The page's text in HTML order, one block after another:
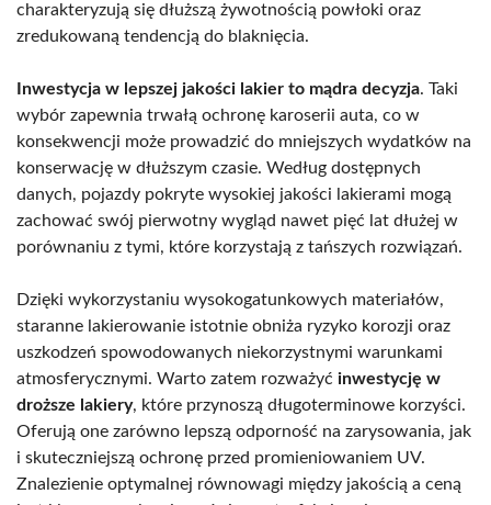
charakteryzują się dłuższą żywotnością powłoki oraz
zredukowaną tendencją do blaknięcia.
Inwestycja w lepszej jakości lakier to mądra decyzja. Taki
wybór zapewnia trwałą ochronę karoserii auta, co w
konsekwencji może prowadzić do mniejszych wydatków na
konserwację w dłuższym czasie. Według dostępnych
danych, pojazdy pokryte wysokiej jakości lakierami mogą
zachować swój pierwotny wygląd nawet pięć lat dłużej w
porównaniu z tymi, które korzystają z tańszych rozwiązań.
Dzięki wykorzystaniu wysokogatunkowych materiałów,
staranne lakierowanie istotnie obniża ryzyko korozji oraz
uszkodzeń spowodowanych niekorzystnymi warunkami
atmosferycznymi. Warto zatem rozważyć inwestycję w
droższe lakiery, które przynoszą długoterminowe korzyści.
Oferują one zarówno lepszą odporność na zarysowania, jak
i skuteczniejszą ochronę przed promieniowaniem UV.
Znalezienie optymalnej równowagi między jakością a ceną